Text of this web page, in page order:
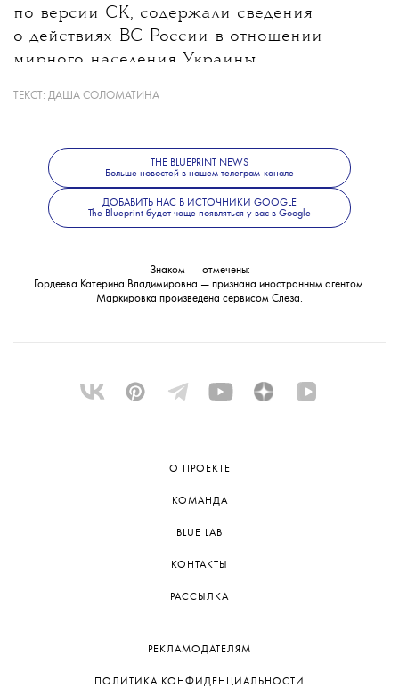
по версии СК, содержали сведения
о действиях ВС России в отношении
мирного населения Украины.
Какие именно материалы стали
не уточнило. В Следственном комитете
также сообщили, что решается вопрос
об объявлении журналистки
в международный розыск.
ТЕКСТ: ДАША СОЛОМАТИНА
THE BLUEPRINT NEWS
Больше новостей в нашем телеграм-канале
ДОБАВИТЬ НАС В ИСТОЧНИКИ GOOGLE
The Blueprint будет чаще появляться у вас в Google
Знаком
отмечены:
Гордеева Катерина Владимировна — признана иностранным агентом.
Маркировка произведена сервисом Слеза.
О ПРОЕКТЕ
КОМАНДА
BLUE LAB
КОНТАКТЫ
РАССЫЛКА
РЕКЛАМОДАТЕЛЯМ
ПОЛИТИКА КОНФИДЕНЦИАЛЬНОСТИ